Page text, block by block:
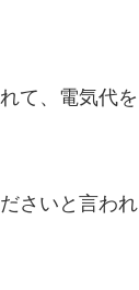
て、電気代を
さいと言われ